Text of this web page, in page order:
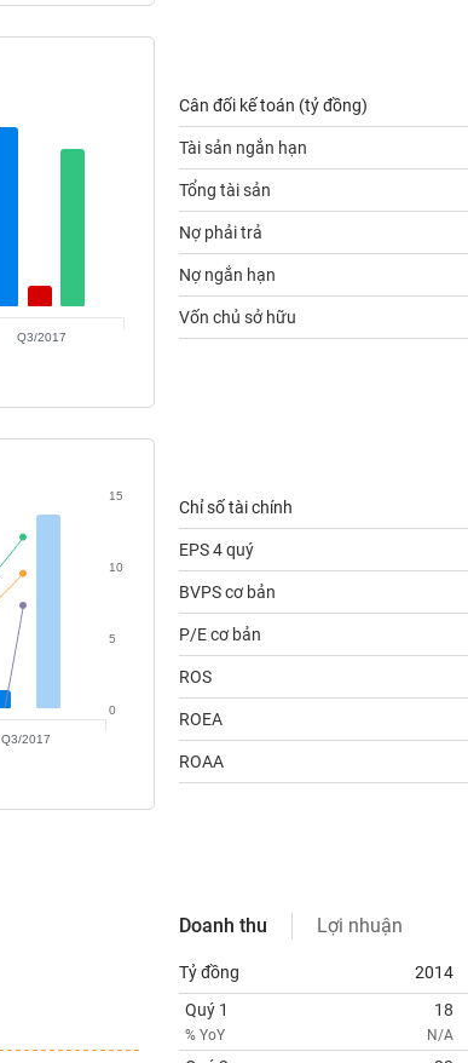
Q3/2017
Cân đối kế toán (tỷ đồng)
Tài sản ngắn hạn
Tổng tài sản
Nợ phải trả
Nợ ngắn hạn
Vốn chủ sở hữu
0
5
10
15
Q3/2017
Chỉ số tài chính
EPS 4 quý
BVPS cơ bản
P/E cơ bản
ROS
ROEA
ROAA
Doanh thu Lợi nhuận
Tỷ đồng
2014
Quý 1
% YoY
18
N/A